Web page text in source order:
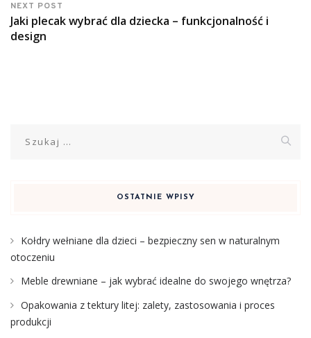
NEXT POST
Jaki plecak wybrać dla dziecka – funkcjonalność i
design
OSTATNIE WPISY
Kołdry wełniane dla dzieci – bezpieczny sen w naturalnym
otoczeniu
Meble drewniane – jak wybrać idealne do swojego wnętrza?
Opakowania z tektury litej: zalety, zastosowania i proces
produkcji